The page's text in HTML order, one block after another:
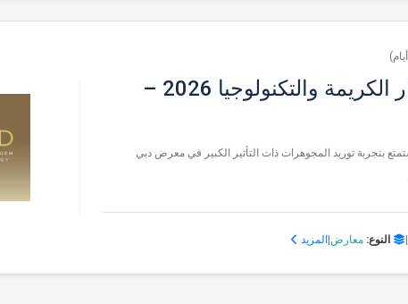
معرض دبي للمجوهرات والأحجار الكريمة والتكنولوجيا 2026 –
دبي للمجوهرات والأحجار الكريمة والتكنولوجيا 2026 استمتع بتجربة توريد المجوهرات ذات التأثير الكبير في معرض دبي
النوع: معارض المزيد